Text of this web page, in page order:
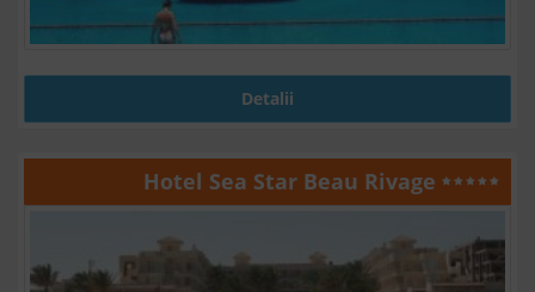
Detalii
Hotel Sea Star Beau Rivage